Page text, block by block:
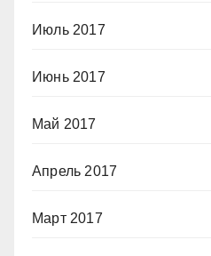
Июль 2017
Июнь 2017
Май 2017
Апрель 2017
Март 2017